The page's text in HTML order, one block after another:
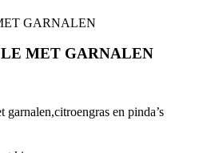
MET GARNALEN
garnalen,citroengras en pinda’s